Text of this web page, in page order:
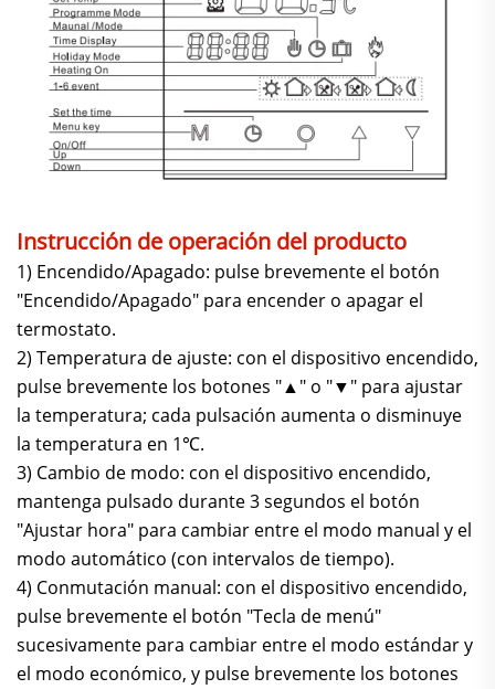
Instrucción de operación del producto
1) Encendido/Apagado: pulse brevemente el botón
"Encendido/Apagado" para encender o apagar el
termostato.
2) Temperatura de ajuste: con el dispositivo encendido,
pulse brevemente los botones "▲" o "▼" para ajustar
la temperatura; cada pulsación aumenta o disminuye
la temperatura en 1℃.
3) Cambio de modo: con el dispositivo encendido,
mantenga pulsado durante 3 segundos el botón
"Ajustar hora" para cambiar entre el modo manual y el
modo automático (con intervalos de tiempo).
4) Conmutación manual: con el dispositivo encendido,
pulse brevemente el botón "Tecla de menú"
sucesivamente para cambiar entre el modo estándar y
el modo económico, y pulse brevemente los botones